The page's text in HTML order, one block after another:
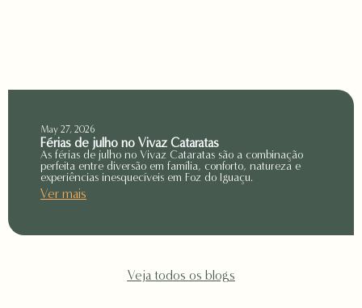
May 27, 2026
Férias de julho no Vivaz Cataratas
As férias de julho no Vivaz Cataratas são a combinação
perfeita entre diversão em família, conforto, natureza e
experiências inesquecíveis em Foz do Iguaçu.
Ver mais
Veja todos os blogs